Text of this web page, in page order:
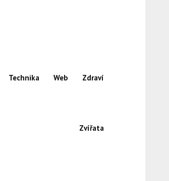
Technika Web Zdraví
Zvířata